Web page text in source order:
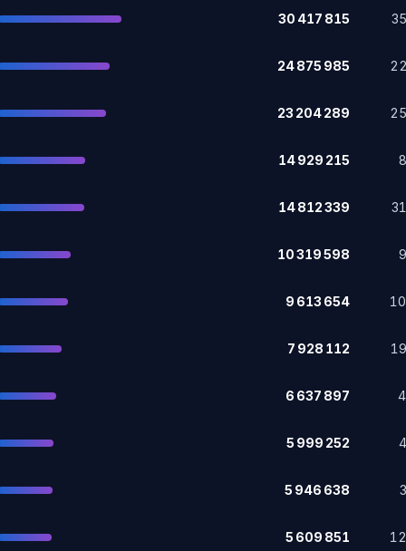
30 417 815
24 875 985
23 204 289
14 929 215
14 812 339
10 319 598
9 613 654
7 928 112
6 637 897
5 999 252
5 946 638
5 609 851